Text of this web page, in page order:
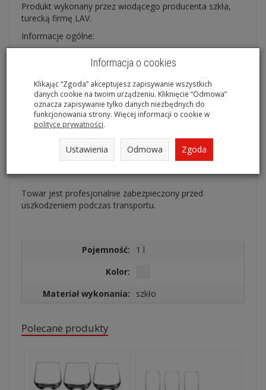
Produkt wykonany przez wiodącego producenta szkła,
turecką firmę LAV.
Informacje ogólne:
pojemność - 1000 ml.
Idealna do wody, soku, wina czy innych napoi itp.
Recenzje
Produkt nie posiada recenzji.Dodaj recenzję
Towar jest profesjonalnie zabezpieczony przed
uszkodzeniem podczas transportu.
Pojemność:
1 l
Kolor:
Materiał wykonania:
szkło
Polecane produkty
Informacja o cookies
Klikając “Zgoda” akceptujesz zapisywanie wszystkich
danych cookie na twoim urządzeniu. Kliknięcie “Odmowa”
oznacza zapisywanie tylko danych niezbędnych do
funkcjonowania strony. Więcej informacji o cookie w
polityce prywatności.
Ustawienia Odmowa Zgoda